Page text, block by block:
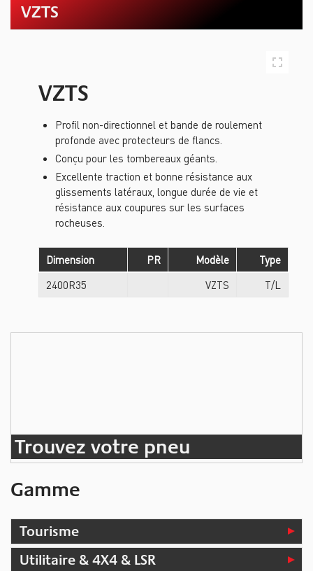
Trouvez votre pneu
Gamme
Tourisme
Utilitaire & 4X4 & LSR
VZTS
VZTS
Profil non-directionnel et bande de roulement
profonde avec protecteurs de flancs.
Conçu pour les tombereaux géants.
Excellente traction et bonne résistance aux
glissements latéraux, longue durée de vie et
résistance aux coupures sur les surfaces
rocheuses.
Dimension PR Modèle
Type
2400R35
VZTS T/L